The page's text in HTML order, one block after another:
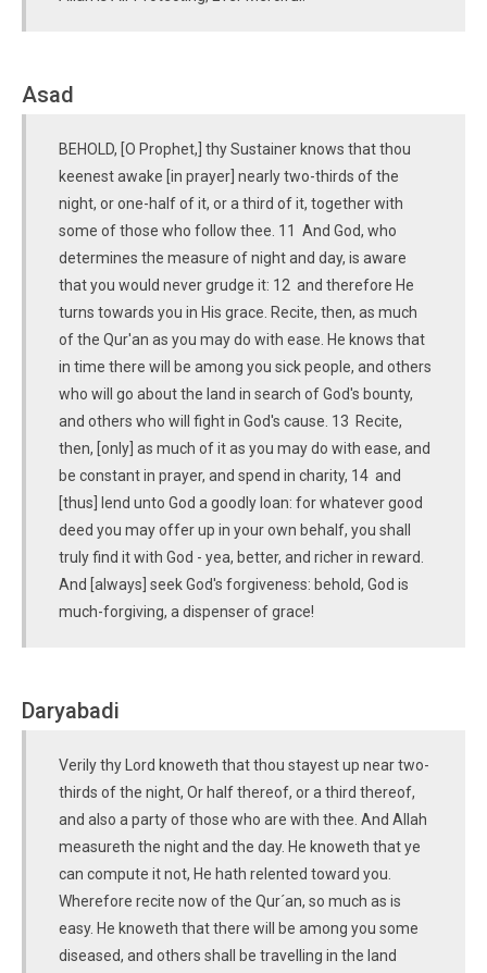
Asad
BEHOLD, [O Prophet,] thy Sustainer knows that thou
keenest awake [in prayer] nearly two-thirds of the
night, or one-half of it, or a third of it, together with
some of those who follow thee. 11 And God, who
determines the measure of night and day, is aware
that you would never grudge it: 12 and therefore He
turns towards you in His grace. Recite, then, as much
of the Qur'an as you may do with ease. He knows that
in time there will be among you sick people, and others
who will go about the land in search of God's bounty,
and others who will fight in God's cause. 13 Recite,
then, [only] as much of it as you may do with ease, and
be constant in prayer, and spend in charity, 14 and
[thus] lend unto God a goodly loan: for whatever good
deed you may offer up in your own behalf, you shall
truly find it with God - yea, better, and richer in reward.
And [always] seek God's forgiveness: behold, God is
much-forgiving, a dispenser of grace!
Daryabadi
Verily thy Lord knoweth that thou stayest up near two-
thirds of the night, Or half thereof, or a third thereof,
and also a party of those who are with thee. And Allah
measureth the night and the day. He knoweth that ye
can compute it not, He hath relented toward you.
Wherefore recite now of the Qur´an, so much as is
easy. He knoweth that there will be among you some
diseased, and others shall be travelling in the land